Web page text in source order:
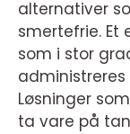
alternativer
smertefrie. Et
som i stor
Løsninger
ta vare på